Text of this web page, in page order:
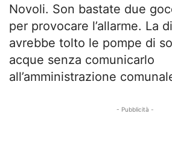
Novoli. Son bastate due
per provocare l’allarme. La
avrebbe tolto le pompe di
acque senza comunicarlo
all’amministrazione
- Pubblicità -